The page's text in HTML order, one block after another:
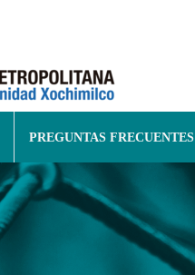
PREGUNTAS FRECUENTES